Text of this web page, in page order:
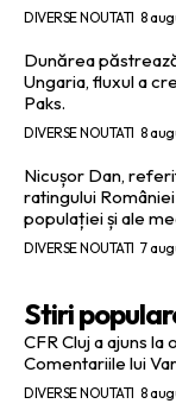
DIVERSE NOUTATI 8
Dunărea
Ungaria, fluxul a
Paks.
DIVERSE NOUTATI 8
Nicușor Dan,
ratingului
populației și ale
DIVERSE NOUTATI 7
Stiri
CFR Cluj a ajuns
Comentariile lui
DIVERSE NOUTATI 8